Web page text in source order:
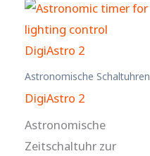
Astronomische Schaltuhren
DigiAstro 2
Astronomische
Zeitschaltuhr zur